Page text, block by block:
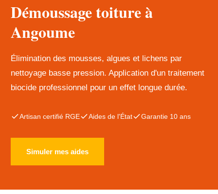
Démoussage toiture à
Angoume
Élimination des mousses, algues et lichens par
nettoyage basse pression. Application d'un traitement
biocide professionnel pour un effet longue durée.
Artisan certifié RGE Aides de l'État Garantie 10 ans
Simuler mes aides